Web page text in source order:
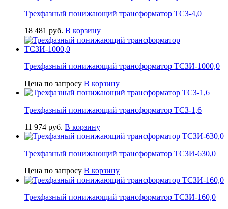
Трехфазный понижающий трансформатор ТСЗ-4,0
18 481 руб. В корзину
Трехфазный понижающий трансформатор ТСЗИ-1000,0
Цена по запросу В корзину
Трехфазный понижающий трансформатор ТСЗ-1,6
11 974 руб. В корзину
Трехфазный понижающий трансформатор ТСЗИ-630,0
Цена по запросу В корзину
Трехфазный понижающий трансформатор ТСЗИ-160,0